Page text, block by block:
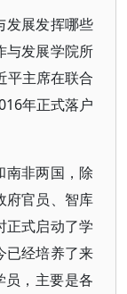
发展发挥哪些
与发展学院所
平主席在联合
年正式落户
南非两国，除
府官员、智库
正式启动了学
已经培养了来
员，主要是各